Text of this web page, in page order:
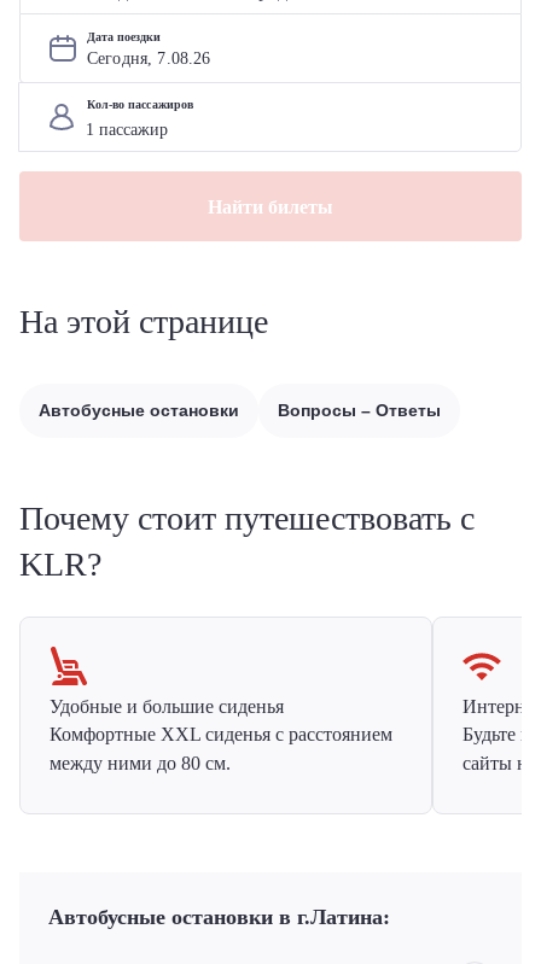
Дата поездки
Сегодня, 7.08.26
Кол-во пассажиров
Найти билеты
На этой странице
Автобусные остановки Вопросы – Ответы
Почему стоит путешествовать с
KLR?
Удобные и большие сиденья
Комфортные XXL сиденья с расстоянием
между ними до 80 см.
Будьте
сайты на
Автобусные остановки в г.Латина: